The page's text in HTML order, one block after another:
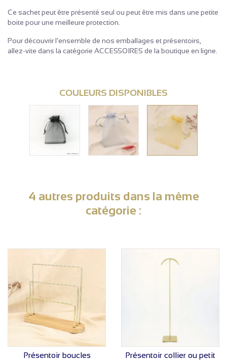
Ce sachet peut être présenté seul ou peut être mis dans une petite
boite pour une meilleure protection.
Pour découvrir l'ensemble de nos emballages et présentoirs,
allez-vite dans la catégorie ACCESSOIRES de la boutique en ligne.
COULEURS DISPONIBLES
4 autres produits dans la même
catégorie :
VOIR LE PRIX
Présentoir boucles
VOIR LE PRIX
Présentoir collier ou petit